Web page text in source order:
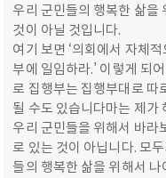
우리 군민들의 행복한 삶을
것이 아닐 것입니다.
여기 보면 ‘의회에서 자체
부에 일임하라.’ 이렇게 되
로 집행부는 집행부대로 따
될 수도 있습니다마는 제가
우리 군민들을 위해서 바라
로 있는 것이 아닙니다. 모
들의 행복한 삶을 위해서